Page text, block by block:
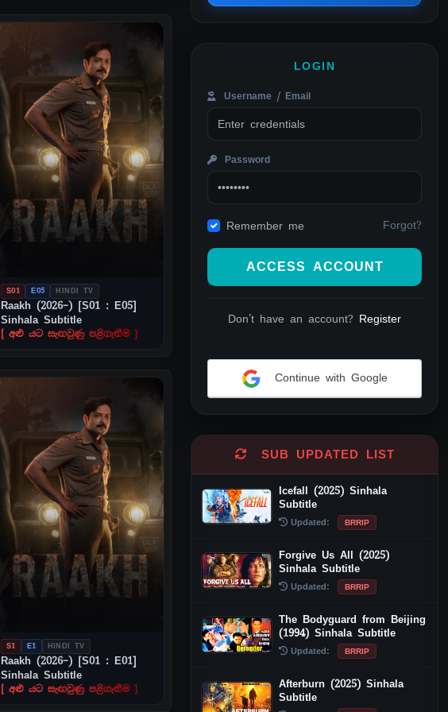
S01 E05 HINDI TV
Raakh (2026–) [S01 : E05]
Sinhala Subtitle
[ අළු යට සැඟවුණු පළිගැනීම ]
S1 E1 HINDI TV
Raakh (2026–) [S01 : E01]
Sinhala Subtitle
[ අළු යට සැඟවුණු පළිගැනීම ]
LOGIN
Username / Email
Password
Remember me Forgot?
ACCESS ACCOUNT
Don't have an account? Register
Continue with Google
SUB UPDATED LIST
Icefall (2025) Sinhala
Subtitle
Updated: BRRIP
Forgive Us All (2025)
Sinhala Subtitle
Updated: BRRIP
The Bodyguard from Beijing
(1994) Sinhala Subtitle
Updated: BRRIP
Afterburn (2025) Sinhala
Subtitle